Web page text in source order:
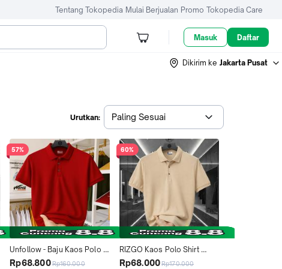
Tentang Tokopedia Mulai Berjualan Promo Tokopedia Care
Masuk Daftar
Dikirim ke Jakarta Pusat
Urutkan: Paling Sesuai
57%
Unfollow - Baju Kaos Polo
Kerah Lengan Pendek
Rp68.800Rp160.000
60%
RIZGO Kaos Polo Shirt
Polos Unisex Bahan Katun
Rp68.000Rp170.000